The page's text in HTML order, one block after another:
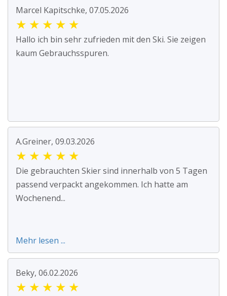
Marcel Kapitschke, 07.05.2026
★ ★ ★ ★ ★
Hallo ich bin sehr zufrieden mit den Ski. Sie zeigen
kaum Gebrauchsspuren.
A.Greiner, 09.03.2026
★ ★ ★ ★ ★
Die gebrauchten Skier sind innerhalb von 5 Tagen
passend verpackt angekommen. Ich hatte am
Wochenend...
Mehr lesen ...
Beky, 06.02.2026
★ ★ ★ ★ ★